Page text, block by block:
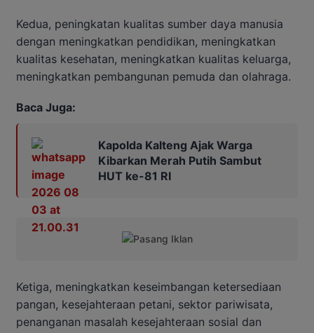
Kedua, peningkatan kualitas sumber daya manusia
dengan meningkatkan pendidikan, meningkatkan
kualitas kesehatan, meningkatkan kualitas keluarga,
meningkatkan pembangunan pemuda dan olahraga.
Baca Juga:
Kapolda Kalteng Ajak Warga
Kibarkan Merah Putih Sambut
HUT ke-81 RI
Ketiga, meningkatkan keseimbangan ketersediaan
pangan, kesejahteraan petani, sektor pariwisata,
penanganan masalah kesejahteraan sosial dan